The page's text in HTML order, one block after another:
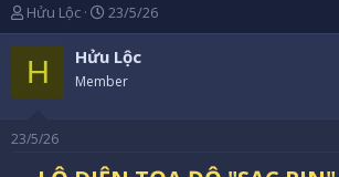
B
ắ
t
đ
Hửu Lộc
N
g
à
y
b
ầ
23/5/26
H Hửu Lộc
Member
23/5/26